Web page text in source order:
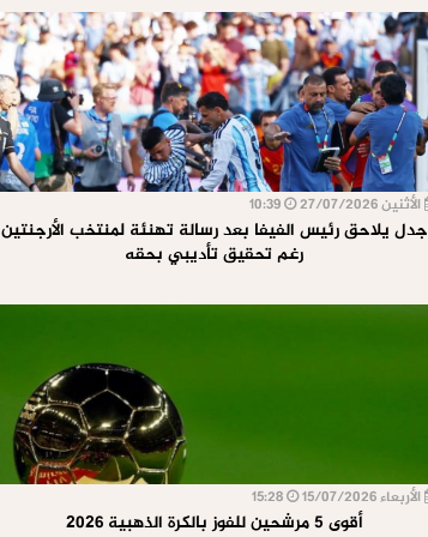
الأثنين 27/07/2026
جدل يلاحق رئيس الفيفا بعد رسالة تهنئة لمنتخب الأرجنتين
رغم تحقيق تأديبي بحقه
الأربعاء 15/07/2026
أقوى 5 مرشحين للفوز بالكرة الذهبية 2026